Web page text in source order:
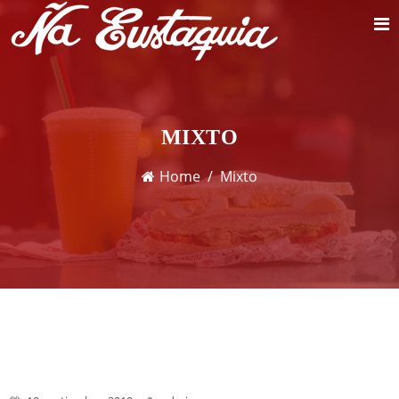
MIXTO
Home Mixto